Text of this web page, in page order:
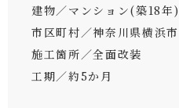
建物／マンション(築18年)
市区町村／神奈川県横浜市
施工箇所／全面改装
工期／約5か月